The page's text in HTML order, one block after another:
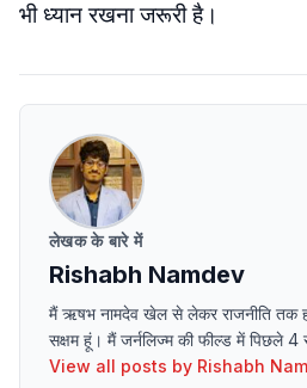
भी ध्यान रखना जरूरी है।
लेखक के बारे में
Rishabh Namdev
मैं ऋषभ नामदेव खेल से लेकर राजनीति तक
सक्षम हूं। मैं जर्नलिज्म की फील्ड में पिछले 4
View all posts by Rishabh